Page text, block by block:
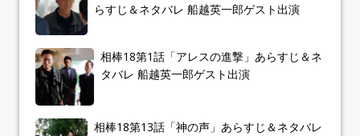
らすじ＆ネタバレ 船越英一郎ゲスト出演
相棒18第1話「アレスの進撃」あらすじ＆ネ
タバレ 船越英一郎ゲスト出演
相棒18第13話「神の声」あらすじ＆ネタバレ